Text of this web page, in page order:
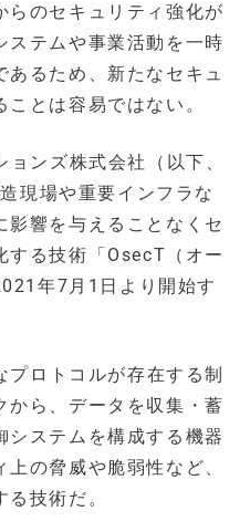
らのセキュリティ強化が
ステムや事業活動を一時
あるため、新たなセキュ
とは容易ではない。
ンズ株式会社（以下、
現場や重要インフラな
影響を与えることなくセ
する技術「OsecT（オー
年7月1日より開始す
プロトコルが存在する制
から、データを収集・蓄
システムを構成する機器
の脅威や脆弱性など、
技術だ。